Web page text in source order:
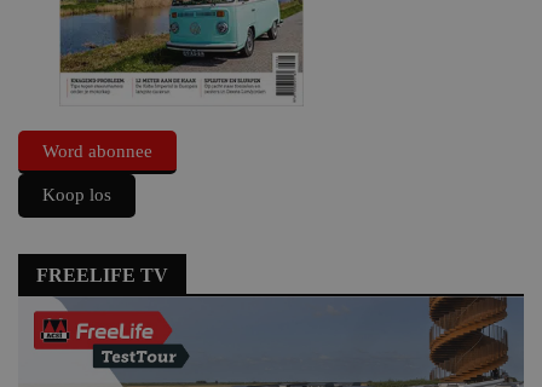
Word abonnee
Koop los
FREELIFE TV